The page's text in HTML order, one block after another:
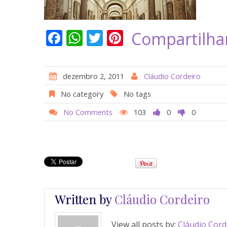
F
e
b
o
o
W
at
s
A
p
T
itt
er
Pi
er
e
st
dezembro 2, 2011 Cláudio Cordeiro
No category
No tags
No Comments
103 0 0
Written byCláudio Cordeiro
View all posts by: Cláudio